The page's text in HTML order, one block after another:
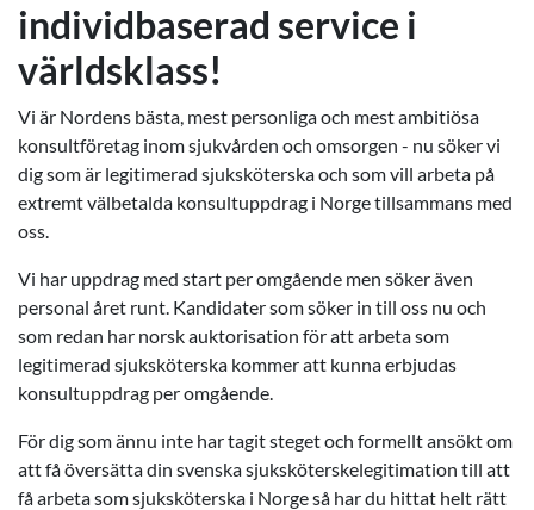
individbaserad service i
världsklass!
Vi är Nordens bästa, mest personliga och mest ambitiösa
konsultföretag inom sjukvården och omsorgen - nu söker vi
dig som är legitimerad sjuksköterska och som vill arbeta på
extremt välbetalda konsultuppdrag i Norge tillsammans med
oss.
Vi har uppdrag med start per omgående men söker även
personal året runt. Kandidater som söker in till oss nu och
som redan har norsk auktorisation för att arbeta som
legitimerad sjuksköterska kommer att kunna erbjudas
konsultuppdrag per omgående.
För dig som ännu inte har tagit steget och formellt ansökt om
att få översätta din svenska sjuksköterskelegitimation till att
få arbeta som sjuksköterska i Norge så har du hittat helt rätt